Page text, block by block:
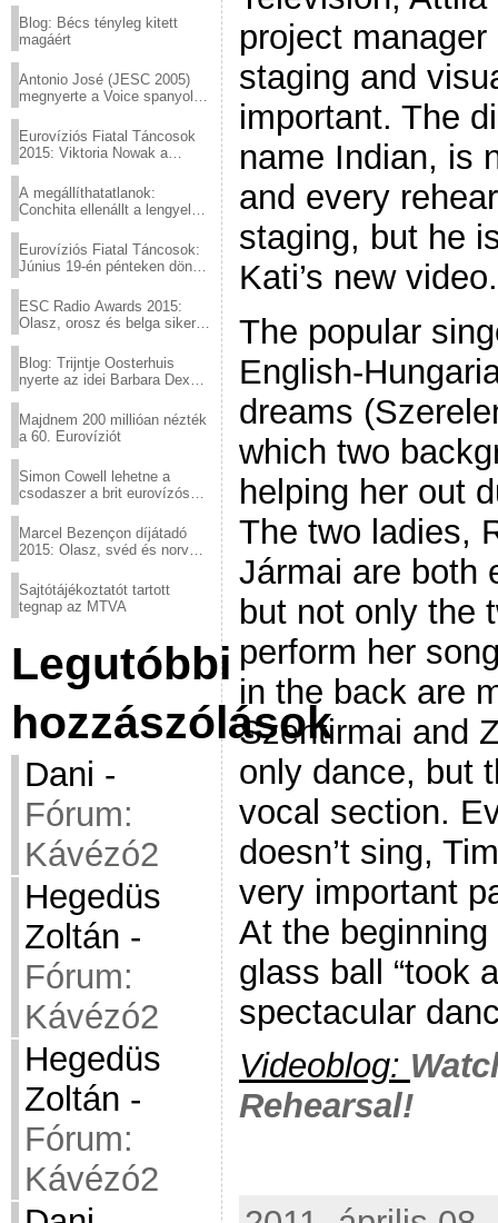
Blog: Bécs tényleg kitett
magáért
Antonio José (JESC 2005)
megnyerte a Voice spanyol
Eurovíziós Fiatal Táncosok
2015: Viktoria Nowak a
A megállíthatatlanok:
Conchita ellenállt a lengyel
Eurovíziós Fiatal Táncosok:
Június 19-én pénteken döntő
ESC Radio Awards 2015:
Olasz, orosz és belga siker,
Blog: Trijntje Oosterhuis
nyerte az idei Barbara Dex
Majdnem 200 millióan nézték
a 60. Eurovíziót
Simon Cowell lehetne a
csodaszer a brit eurovízós
Marcel Bezençon díjátadó
2015: Olasz, svéd és norvég
Sajtótájékoztatót tartott
tegnap az MTVA
Legutóbbi
hozzászólások
Dani -
Fórum:
Kávézó2
Hegedüs
Zoltán -
Fórum:
Kávézó2
Hegedüs
Zoltán -
Fórum:
Kávézó2
project
staging and
important. The
name Indian, is
and every
staging, but he
Kati’s new video.
The popular
English-
dreams
which two
helping her out
The two ladies,
Jármai are both
but not only the
perform her
in the back are
Szentirmai and
only dance, but
vocal section.
doesn’t sing,
very important
At the
glass ball “took
spectacular
Videoblog:
Rehearsal!